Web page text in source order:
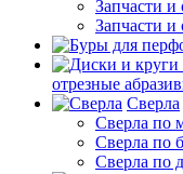
Запчасти и
Запчасти и
отрезные
Сверла
Сверла по
Сверла по
Сверла по